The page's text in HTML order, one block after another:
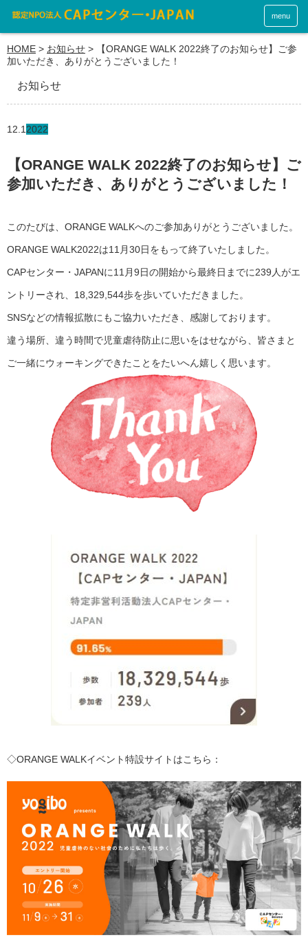
menu
HOME > お知らせ >
【ORANGE WALK 2022終了のお知らせ】ご参
加いただき、ありがとうございました！
お知らせ
12.1 2022
【ORANGE WALK 2022終了のお知らせ】ご
参加いただき、ありがとうございました！
このたびは、ORANGE WALKへのご参加ありがとうございました。
ORANGE WALK2022は11月30日をもって終了いたしました。
CAPセンター・JAPANに11月9日の開始から最終日までに239人がエ
ントリーされ、18,329,544歩を歩いていただきました。
SNSなどの情報拡散にもご協力いただき、感謝しております。
違う場所、違う時間で児童虐待防止に思いをはせながら、皆さまと
ご一緒にウォーキングできたことをたいへん嬉しく思います。
◇ORANGE WALKイベント特設サイトはこちら：